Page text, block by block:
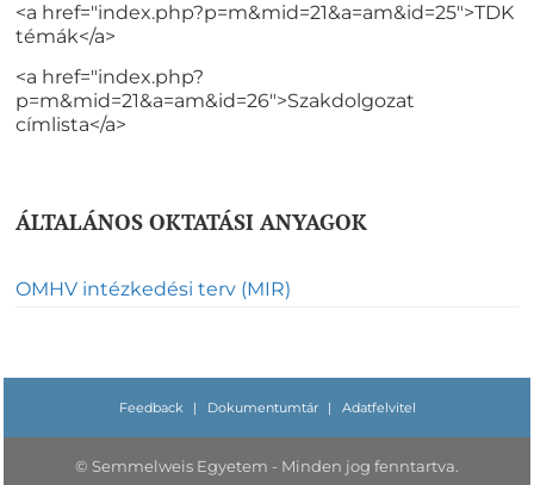
<a href="index.php?p=m&mid=21&a=am&id=25">TDK
témák</a>
<a href="index.php?
p=m&mid=21&a=am&id=26">Szakdolgozat
címlista</a>
ÁLTALÁNOS OKTATÁSI ANYAGOK
OMHV intézkedési terv (MIR)
Feedback | Dokumentumtár | Adatfelvitel
© Semmelweis Egyetem - Minden jog fenntartva.